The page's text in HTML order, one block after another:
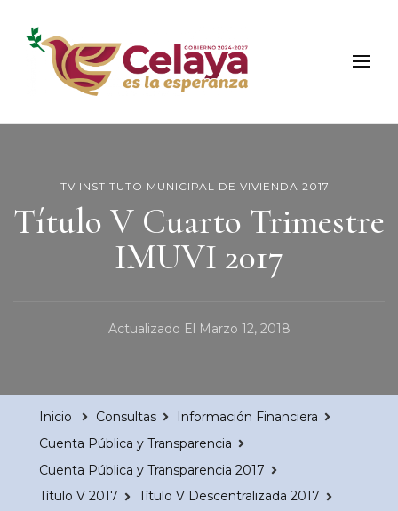
Municipio de Celaya
Portal Oficial del Municipio de Celaya
TV INSTITUTO MUNICIPAL DE VIVIENDA 2017
Título V Cuarto Trimestre
IMUVI 2017
Actualizado El Marzo 12, 2018
Inicio Consultas
Información Financiera
Cuenta Pública y Transparencia
Cuenta Pública y Transparencia 2017
Título V 2017
Título V Descentralizada 2017